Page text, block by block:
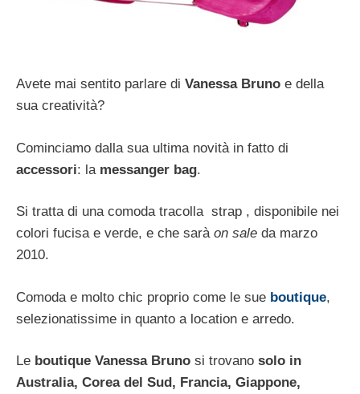
Avete mai sentito parlare di Vanessa Bruno e della
sua creatività?
Cominciamo dalla sua ultima novità in fatto di
accessori: la messanger bag.
Si tratta di una comoda tracolla strap , disponibile nei
colori fucisa e verde, e che sarà on sale da marzo
2010.
Comoda e molto chic proprio come le sue boutique,
selezionatissime in quanto a location e arredo.
Le boutique Vanessa Bruno si trovano solo in
Australia, Corea del Sud, Francia, Giappone,